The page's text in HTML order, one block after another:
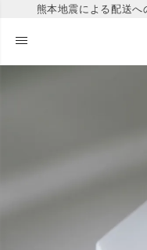
熊本地震による配送